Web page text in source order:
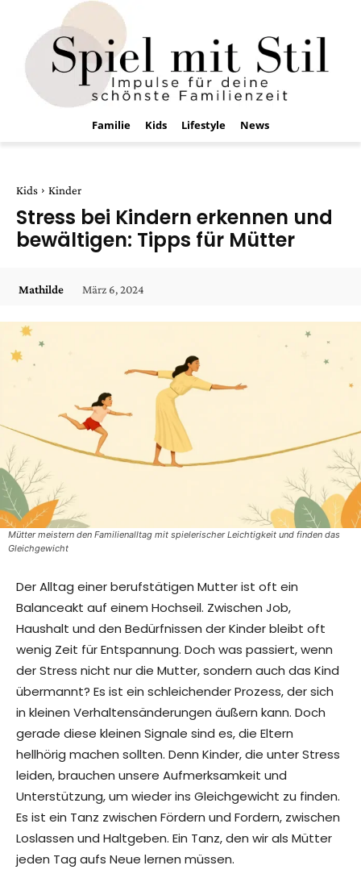
Familie Kids Lifestyle News
Kids Kinder
Stress bei Kindern erkennen und
bewältigen: Tipps für Mütter
Mathilde März 6, 2024
Mütter meistern den Familienalltag mit spielerischer Leichtigkeit und finden das
Gleichgewicht
Der Alltag einer berufstätigen Mutter ist oft ein
Balanceakt auf einem Hochseil. Zwischen Job,
Haushalt und den Bedürfnissen der Kinder bleibt oft
wenig Zeit für Entspannung. Doch was passiert, wenn
der Stress nicht nur die Mutter, sondern auch das Kind
übermannt? Es ist ein schleichender Prozess, der sich
in kleinen Verhaltensänderungen äußern kann. Doch
gerade diese kleinen Signale sind es, die Eltern
hellhörig machen sollten. Denn Kinder, die unter Stress
leiden, brauchen unsere Aufmerksamkeit und
Unterstützung, um wieder ins Gleichgewicht zu finden.
Es ist ein Tanz zwischen Fördern und Fordern, zwischen
Loslassen und Haltgeben. Ein Tanz, den wir als Mütter
jeden Tag aufs Neue lernen müssen.